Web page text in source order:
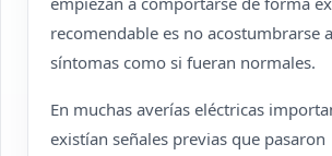
recomendable es no acostumbrarse
síntomas como si fueran normales.
En muchas averías eléctricas
existían señales previas que pasaron